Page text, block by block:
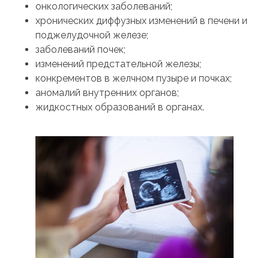
онкологических заболеваний;
хронических диффузных изменений в печени и
поджелудочной железе;
заболеваний почек;
изменений предстательной железы;
конкрементов в желчном пузыре и почках;
аномалий внутренних органов;
жидкостных образований в органах.